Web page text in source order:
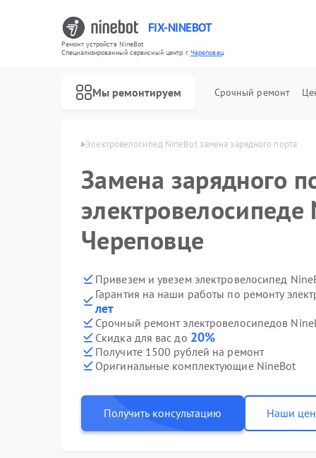
FIX-NINEBOT
Ремонт устройств NineBot
Специализированный cервисный центр г.Череповец
Мы ремонтируем Срочный ремонт
в Череповце Электровелосипед NineBot замена зарядного порта
Замена зарядного
Череповце
Привезем и увезем электровелосипед
Гарантия на наши работы по ремонту
лет
Срочный ремонт электровелосипедов
Скидка для вас до 20%
Получите 1500 рублей на ремонт
Оригинальные комплектующие NineBot
Получить консультацию Наши